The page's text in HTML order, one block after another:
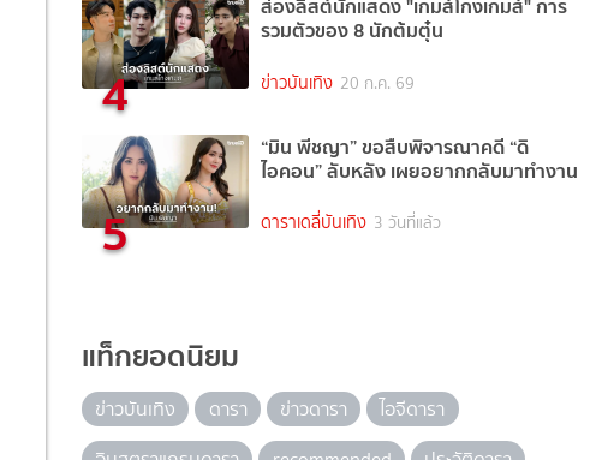
4
ส่องลิสต์นักแสดง "เกมส์โกงเกมส์" การ
รวมตัวของ 8 นักต้มตุ๋น
ข่าวบันเทิง 20 ก.ค. 69
5
“มิน พีชญา” ขอสืบพิจารณาคดี “ดิ
ไอคอน” ลับหลัง เผยอยากกลับมาทำงาน
ดาราเดลี่บันเทิง 3 วันที่แล้ว
แท็กยอดนิยม
ข่าวบันเทิง ดารา ข่าวดารา
ไอจีดารา